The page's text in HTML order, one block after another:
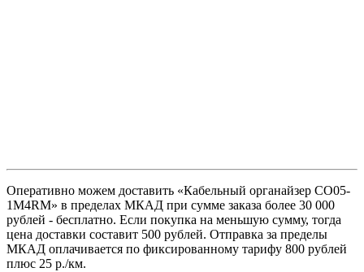
Оперативно можем доставить «Кабельный органайзер CO05-
1M4RM» в пределах МКАД при сумме заказа более 30 000
рублей - бесплатно. Если покупка на меньшую сумму, тогда
цена доставки составит 500 рублей. Отправка за пределы
МКАД оплачивается по фиксированному тарифу 800 рублей
плюс 25 р./км.